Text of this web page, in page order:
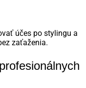
účes po stylingu a
zaťaženia.